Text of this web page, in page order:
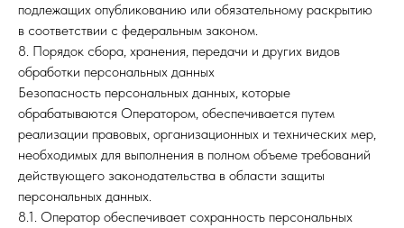
подлежащих опубликованию или обязательному раскрытию
в соответствии с федеральным законом.
8. Порядок сбора, хранения, передачи и других видов
обработки персональных данных
Безопасность персональных данных, которые
обрабатываются Оператором, обеспечивается путем
реализации правовых, организационных и технических мер,
необходимых для выполнения в полном объеме требований
действующего законодательства в области защиты
персональных данных.
8.1. Оператор обеспечивает сохранность персональных
Свяжитесьс нами
Выберите город
Офис